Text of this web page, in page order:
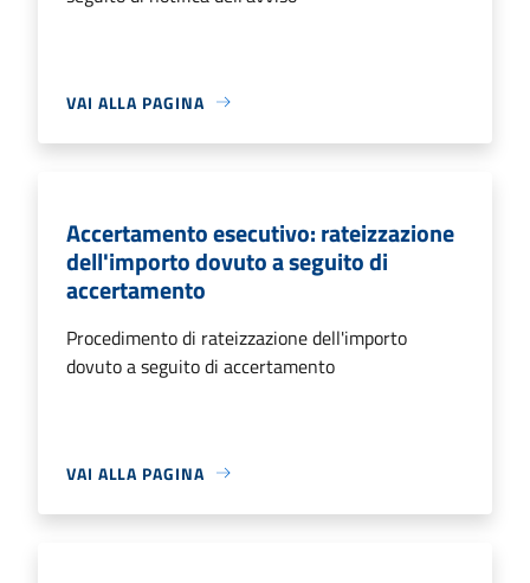
VAI ALLA PAGINA
Accertamento esecutivo: rateizzazione
dell'importo dovuto a seguito di
accertamento
Procedimento di rateizzazione dell'importo
dovuto a seguito di accertamento
VAI ALLA PAGINA